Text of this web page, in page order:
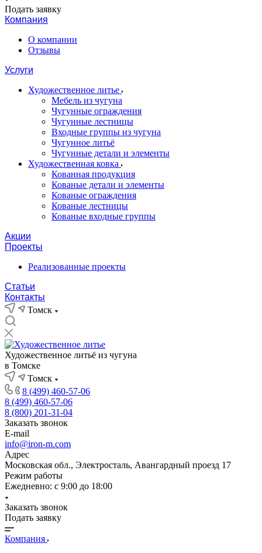
Подать заявку
Компания
О компании
Отзывы
Услуги
Художественное литье
Мебель из чугуна
Чугунные ограждения
Чугунные лестницы
Входные группы из чугуна
Чугунное литьё
Чугунные детали и элементы
Художественная ковка
Кованная продукция
Кованые детали и элементы
Кованые ограждения
Кованые лестницы
Кованые входные группы
Акции
Проекты
Реализованные проекты
Статьи
Контакты
Томск
Художественное литьё из чугуна
в Томске
Томск
8 (499) 460-57-06
8 (499) 460-57-06
8 (800) 201-31-04
Заказать звонок
E-mail
info@iron-m.com
Адрес
Московская обл., Электросталь, Авангардный проезд 17
Режим работы
Ежедневно: с 9:00 до 18:00
Заказать звонок
Подать заявку
Компания